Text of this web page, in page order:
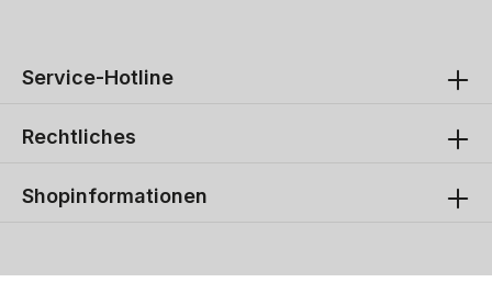
Service-Hotline
Rechtliches
Shopinformationen